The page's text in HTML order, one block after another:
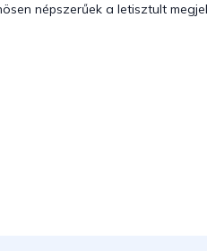
népszerűek a letisztult